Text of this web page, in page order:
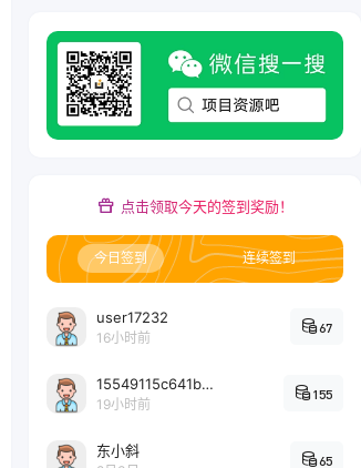
点击领取今天的签到奖励！
今日签到 连续签到
user17232
16小时前
67
15549115c641bc6524e64d1d800349ec7396
19小时前
155
东小斜
65